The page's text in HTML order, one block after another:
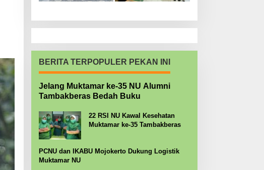
BERITA TERPOPULER PEKAN INI
Jelang Muktamar ke-35 NU Alumni
Tambakberas Bedah Buku
22 RSI NU Kawal Kesehatan
Muktamar ke-35 Tambakberas
PCNU dan IKABU Mojokerto Dukung Logistik
Muktamar NU